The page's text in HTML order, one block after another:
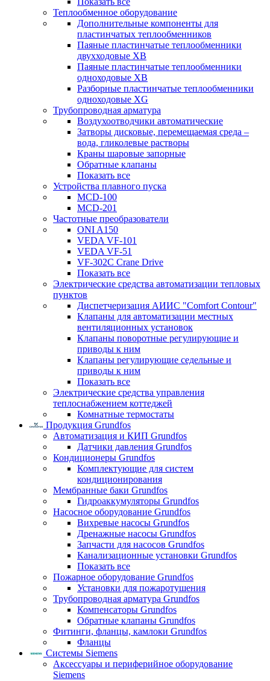
Теплообменное оборудование
Дополнительные компоненты для
пластинчатых теплообменников
Паяные пластинчатые теплообменники
двухходовые XB
Паяные пластинчатые теплообменники
одноходовые ХВ
Разборные пластинчатые теплообменники
одноходовые ХG
Трубопроводная арматура
Воздухоотводчики автоматические
Затворы дисковые, перемещаемая среда –
вода, гликолевые растворы
Краны шаровые запорные
Обратные клапаны
Показать все
Устройства плавного пуска
MCD-100
MCD-201
Частотные преобразователи
ONI A150
VEDA VF-101
VEDA VF-51
VF-302C Crane Drive
Показать все
Электрические средства автоматизации тепловых
пунктов
Диспетчеризация АИИС "Comfort Contour"
Клапаны для автоматизации местных
вентиляционных установок
Клапаны поворотные регулирующие и
приводы к ним
Клапаны регулирующие седельные и
приводы к ним
Показать все
Электрические средства управления
теплоснабжением коттеджей
Комнатные термостаты
Продукция Grundfos
Автоматизация и КИП Grundfos
Датчики давления Grundfos
Кондиционеры Grundfos
Комплектующие для систем
кондиционирования
Мембранные баки Grundfos
Гидроаккумуляторы Grundfos
Насосное оборудование Grundfos
Вихревые насосы Grundfos
Дренажные насосы Grundfos
Запчасти для насосов Grundfos
Канализационные установки Grundfos
Показать все
Пожарное оборудование Grundfos
Установки для пожаротушения
Трубопроводная арматура Grundfos
Компенсаторы Grundfos
Обратные клапаны Grundfos
Фитинги, фланцы, камлоки Grundfos
Фланцы
Системы Siemens
Аксессуары и периферийное оборудование
Siemens